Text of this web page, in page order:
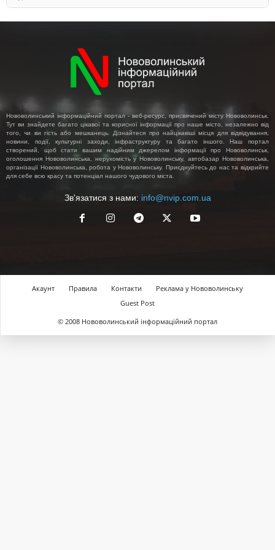
Нововолинський інформаційний портал - веб-ресурс, присвячений місту Нововолинськ.
Тут ви знайдете багато цікавої та корисної інформації про наше місто, незалежно від
того, чи ви гість або мешканець. Дізнайтеся про найцікавіші місця для відвідування,
новини, події, культурні заходи, інфраструктуру та багато іншого. Наш портал
створений, щоб стати вашим надійним джерелом інформації про Нововолинськ,
оголошення Нововолинська, нерухомість у Нововолинську, автобазар Нововолинська,
організації Нововолинська, робота у Нововолинську. Приєднуйтесь до нас та відкрийте
для себе всю красу та потенціал нашого чудового міста.
Зв'язатися з нами: info@nvip.com.ua
Акаунт Правила Контакти
Реклама у Нововолинську
Guest Post
© 2008 Нововолинський інформаційний портал